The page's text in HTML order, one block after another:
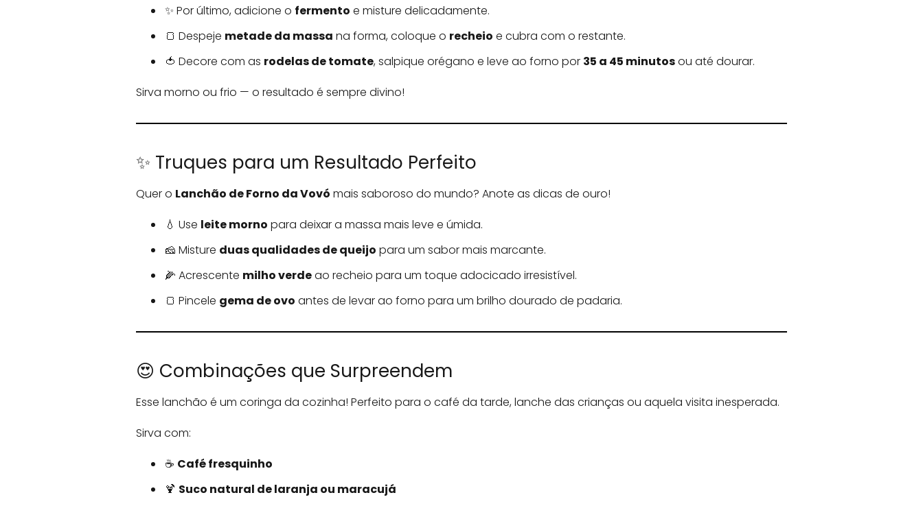
✨ Por último, adicione o fermento e misture delicadamente.
🍞 Despeje metade da massa na forma, coloque o recheio e cubra com o restante.
🍅 Decore com as rodelas de tomate, salpique orégano e leve ao forno por 35 a 45 minutosou até dourar.
Sirva morno ou frio — o resultado é sempre divino!
✨ Truques para um Resultado Perfeito
Quer o Lanchão de Forno da Vovó mais saboroso do mundo? Anote as dicas de ouro!
💧 Use leite morno para deixar a massa mais leve e úmida.
🧀 Misture duas qualidades de queijo para um sabor mais marcante.
🌽 Acrescente milho verdeao recheio para um toque adocicado irresistível.
🍞 Pincele gema de ovo antes de levar ao forno para um brilho dourado de padaria.
😍 Combinações que Surpreendem
Esse lanchão é um coringa da cozinha! Perfeito para o café da tarde, lanche das crianças ou aquela visita inesperada.
Sirva com:
☕ Café fresquinho
🍹 Suco natural de laranja ou maracujá